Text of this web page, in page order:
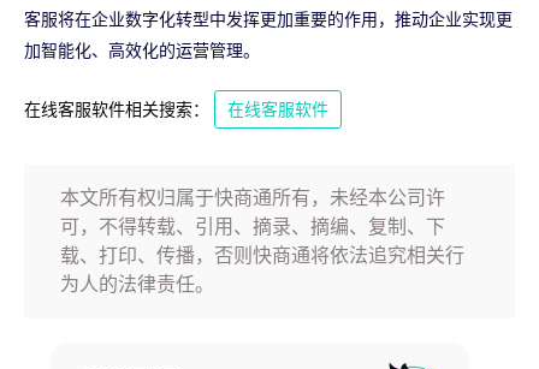
客服将在企业数字化转型中发挥更加重要的作用，推动企业实现更
加智能化、高效化的运营管理。
在线客服软件相关搜索： 在线客服软件
本文所有权归属于快商通所有，未经本公司许
可，不得转载、引用、摘录、摘编、复制、下
载、打印、传播，否则快商通将依法追究相关行
为人的法律责任。